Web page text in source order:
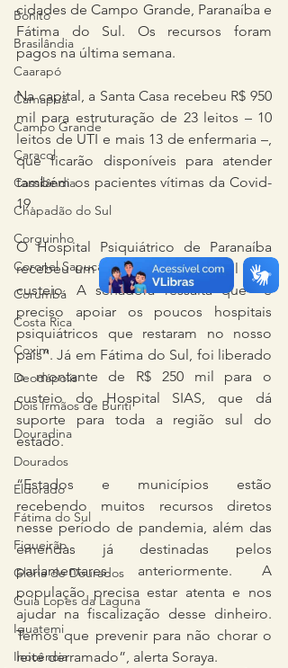
Bonito
Brasilândia
Caarapó
Camapuã
Campo Grande
Caracol
Cassilândia
Chapadão do Sul
Corguinho
Coronel Sapucaia
Corumbá
Costa Rica
Coxim
Deodápolis
Dois Irmãos de Buriti
Douradina
Dourados
Eldorado
Fátima do Sul
Figueirão
Glória de Dourados
Guia Lopes da Laguna
Iguatemi
Inocência
cidades de Campo Grande, Paranaíba e
Fátima do Sul. Os recursos foram
pagos na última semana.
Na capital, a Santa Casa recebeu R$ 950
mil para estruturação de 23 leitos – 10
leitos de UTI e mais 13 de enfermaria –,
que ficarão disponíveis para atender
também os pacientes vítimas da Covid-
19.
O Hospital Psiquiátrico de Paranaíba
recebeu um aporte de R$ 300 mil para
custeio. A senadora ressalta que “é
preciso apoiar os poucos hospitais
psiquiátricos que restaram no nosso
país”. Já em Fátima do Sul, foi liberado
o montante de R$ 250 mil para o
custeio do Hospital SIAS, que dá
suporte para toda a região sul do
estado.
“Estados e municípios estão
recebendo muitos recursos diretos
nesse período de pandemia, além das
emendas já destinadas pelos
parlamentares anteriormente. A
população precisa estar atenta e nos
ajudar na fiscalização desse dinheiro.
Temos que prevenir para não chorar o
leite derramado”, alerta Soraya.